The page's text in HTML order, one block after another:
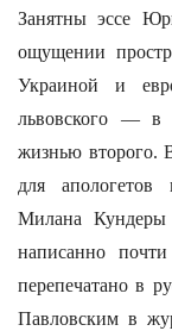
Занятны эссе
ощущении
Украиной и
львовского — в
жизнью второго.
для апологетов
Милана Кундеры
написанно
перепечатано в
Павловским в